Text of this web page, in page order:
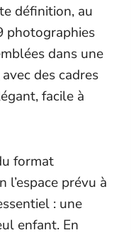
définition, au
photographies
dans une
des cadres
facile à
format
l’espace prévu à
: une
enfant. En